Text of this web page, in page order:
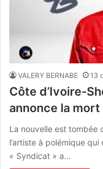
VALERY BERNABE 13
Côte d’Ivoire-
annonce la
La nouvelle est tombée
l’artiste à polémique
« Syndicat » a…